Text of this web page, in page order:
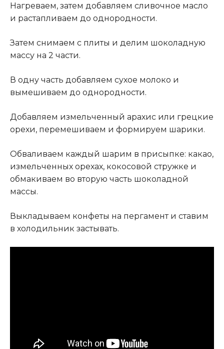
Нагреваем, затем добавляем сливочное масло
и растапливаем до однородности.
Затем снимаем с плиты и делим шоколадную
массу на 2 части.
В одну часть добавляем сухое молоко и
вымешиваем до однородности.
Добавляем измельченный арахис или грецкие
орехи, перемешиваем и формируем шарики.
Обваливаем каждый шарим в присыпке: какао,
измельченных орехах, кокосовой стружке и
обмакиваем во вторую часть шоколадной
массы.
Выкладываем конфеты на пергамент и ставим
в холодильник застывать.